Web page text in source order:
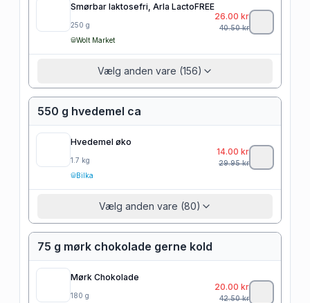
Smørbar laktosefri, Arla LactoFREE
250 g
Wolt Market
26.00 kr
40.50kr
Vælg anden vare (156)
550 g hvedemel ca
Hvedemel øko
1.7 kg
Bilka
14.00 kr
29.95kr
Vælg anden vare (80)
75 g mørk chokolade gerne kold
Mørk Chokolade
180 g
20.00 kr
42.50kr